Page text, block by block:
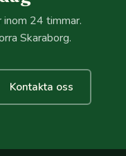
24 timmar.
Skaraborg.
Kontakta oss